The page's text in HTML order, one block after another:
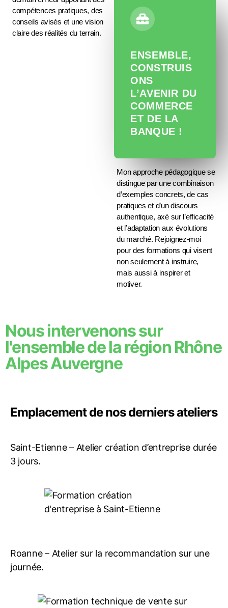
compétences pratiques, des
conseils avisés et une vision
claire des réalités du terrain.
ENSEMBLE,
CONSTRUIS
ONS
L’AVENIR DU
COMMERCE
ET DE LA
BANQUE !
Mon approche pédagogique se
distingue par une combinaison
d’exemples concrets, de cas
pratiques et d’un discours
authentique, axé sur l’efficacité
et l’adaptation aux évolutions
du marché. Rejoignez-moi
pour des formations qui visent
non seulement à instruire,
mais aussi à inspirer et
motiver.
Nous intervenons sur
l'ensemble de la région Rhône
Alpes Auvergne
Emplacement de nos derniers ateliers
Saint-Etienne – Atelier création d’entreprise durée
3 jours.
Roanne – Atelier sur la recommandation sur une
journée.